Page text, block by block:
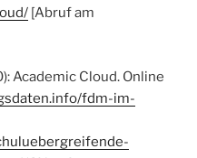
[Abruf am
Academic Cloud. Online
fdm-im-